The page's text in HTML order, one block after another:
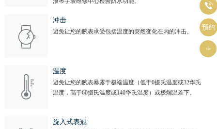
冲击
避免让您的腕表承受包括温度的突然变化在内的冲击。
温度
避免让您的腕表暴露于极端温度（低于0摄氏温度或32华氏
温度，高于60摄氏温度或140华氏温度）或极端温差下。
旋入式表冠

预约
